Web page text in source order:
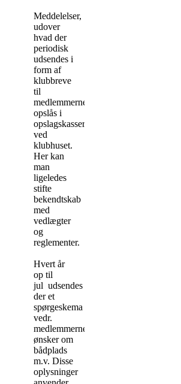
Meddelelser,
udover
hvad der
periodisk
udsendes i
form af
klubbreve
til
medlemmerne,
opslås i
opslagskasserne
ved
klubhuset.
Her kan
man
ligeledes
stifte
bekendtskab
med
vedlægter
og
reglementer.
Hvert år
op til
jul udsendes
der et
spørgeskema
vedr.
medlemmernes
ønsker om
bådplads
m.v. Disse
oplysninger